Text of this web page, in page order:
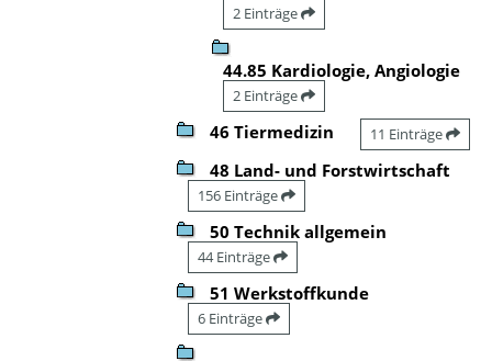
2 Einträge
44.85 Kardiologie, Angiologie
2 Einträge
46 Tiermedizin 11 Einträge
48 Land- und Forstwirtschaft
156 Einträge
50 Technik allgemein
44 Einträge
51 Werkstoffkunde
6 Einträge